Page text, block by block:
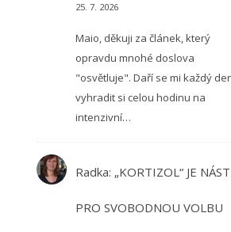
25. 7. 2026
Maio, děkuji za článek, který
opravdu mnohé doslova
"osvětluje". Daří se mi každý
vyhradit si celou hodinu na
intenzivní…
Radka: „KORTIZOL“ JE
PRO SVOBODNOU VOLBU